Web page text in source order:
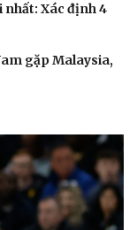
nhất: Xác định 4
gặp Malaysia,